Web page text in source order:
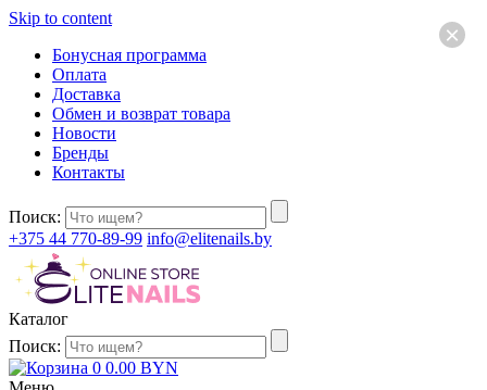
Skip to content
Бонусная программа
Оплата
Доставка
Обмен и возврат товара
Новости
Бренды
Контакты
Поиск:
+375 44 770-89-99 info@elitenails.by
Каталог
Поиск:
0 0.00 BYN
×